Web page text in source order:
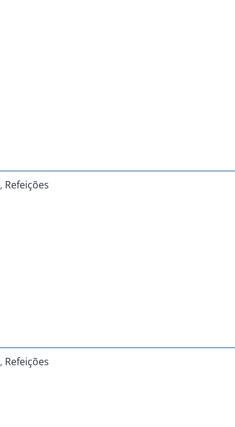
, Refeições
, Refeições